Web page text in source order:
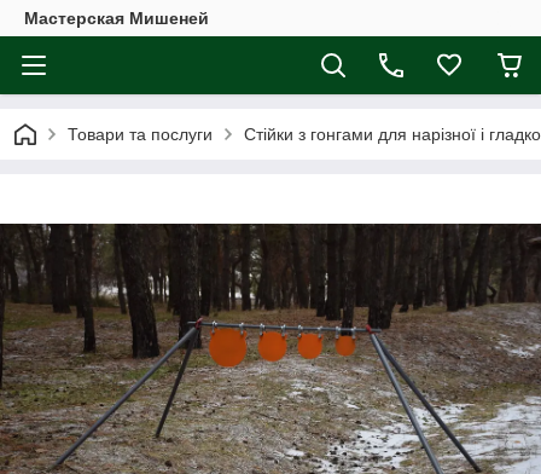
Мастерская Мишеней
Товари та послуги Стійки з гонгами для нарізної і